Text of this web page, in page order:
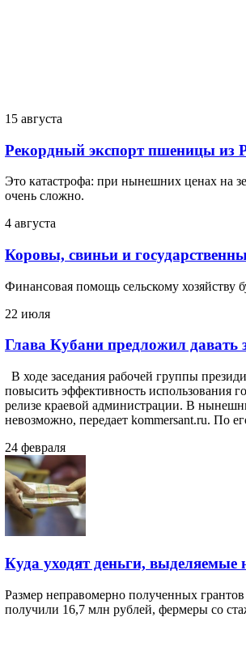
15 августа
Рекордный экспорт пшеницы из
Это катастрофа: при нынешних ценах на
очень сложно.
4 августа
Коровы, свиньи и
Финансовая помощь сельскому хозяйству
22 июля
Глава Кубани предложил давать
В ходе заседания рабочей группы
повысить эффективность использования
релизе краевой администрации. В
невозможно, передает kommersant.ru. По
24 февраля
Куда уходят деньги,
Размер неправомерно полученных
получили 16,7 млн рублей, фермеры со